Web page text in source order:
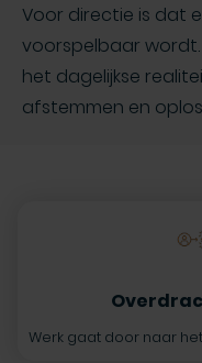
Voor directie is dat
voorspelbaar
het dagelijkse
afstemmen en
Werk gaat door naar